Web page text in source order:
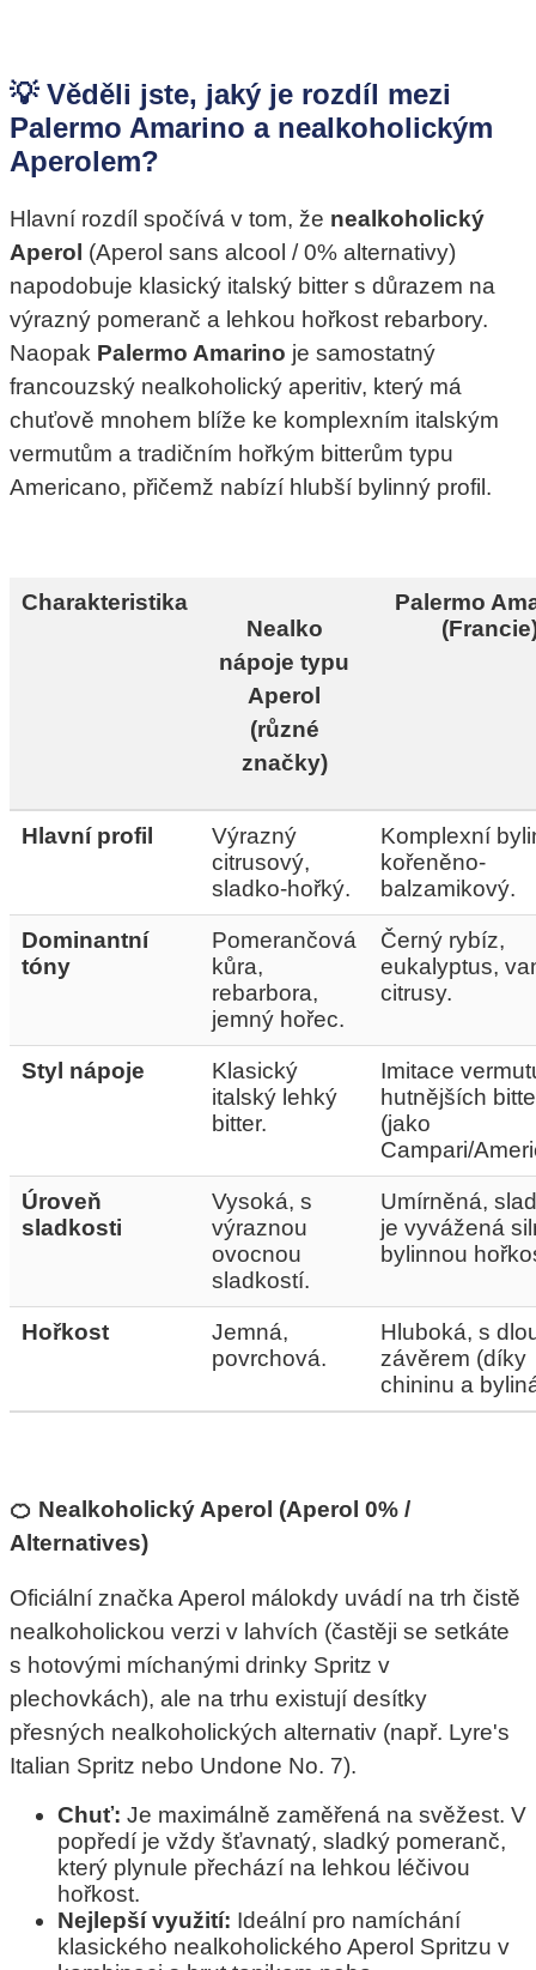
💡 Věděli jste, jaký je rozdíl mezi
Palermo Amarino a nealkoholickým
Aperolem?
Hlavní rozdíl spočívá v tom, že nealkoholický
Aperol (Aperol sans alcool / 0% alternativy)
napodobuje klasický italský bitter s důrazem na
výrazný pomeranč a lehkou hořkost rebarbory.
Naopak Palermo Amarino je samostatný
francouzský nealkoholický aperitiv, který má
chuťově mnohem blíže ke komplexním italským
vermutům a tradičním hořkým bitterům typu
Americano, přičemž nabízí hlubší bylinný profil.
Charakteristika
Nealko
nápoje typu
Aperol
(různé
značky)
Palermo
Hlavní profil
Výrazný
citrusový,
sladko-hořký.
Komplexní
kořeněno-
balzamikový.
Dominantní
tóny
Pomerančová
kůra,
rebarbora,
jemný hořec.
Černý rybíz,
eukalyptus,
citrusy.
Styl nápoje
Klasický
italský lehký
bitter.
Imitace
hutnějších
(jako
Campari/
Úroveň
sladkosti
Vysoká, s
výraznou
ovocnou
sladkostí.
Umírněná,
je vyvážená
bylinnou
Hořkost
Jemná,
povrchová.
Hluboká, s
závěrem (díky
chininu a
🍊 Nealkoholický Aperol (Aperol 0% /
Alternatives)
Oficiální značka Aperol málokdy uvádí na trh čistě
nealkoholickou verzi v lahvích (častěji se setkáte
s hotovými míchanými drinky Spritz v
plechovkách), ale na trhu existují desítky
přesných nealkoholických alternativ (např. Lyre's
Italian Spritz nebo Undone No. 7).
Chuť: Je maximálně zaměřená na svěžest. V
popředí je vždy šťavnatý, sladký pomeranč,
který plynule přechází na lehkou léčivou
hořkost.
Nejlepší využití: Ideální pro namíchání
klasického nealkoholického Aperol Spritzu v